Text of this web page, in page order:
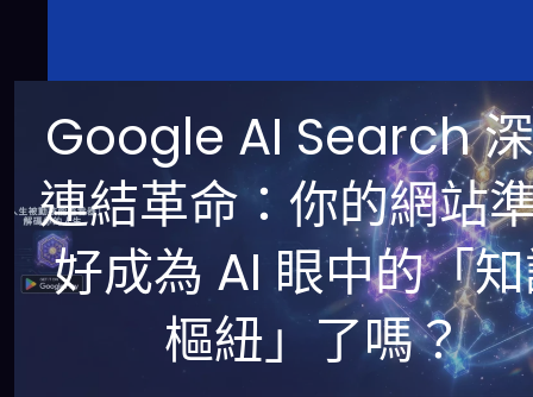
Google AI Search
連結革命：你的網站
好成為 AI 眼中的「
樞紐」了嗎？